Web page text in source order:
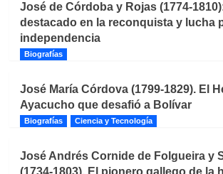
José de Córdoba y Rojas (1774-
destacado en la reconquista y lucha
independencia
Biografías
José María Córdova (1799-1829). El
Ayacucho que desafió a Bolívar
Biografías Ciencia y Tecnología
José Andrés Cornide de Folgueira y
(1734-1803). El pionero gallego de la